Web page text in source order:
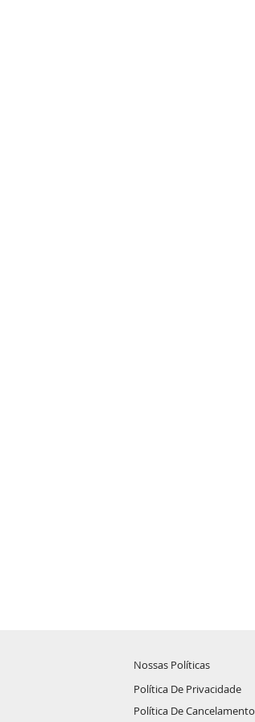
Nossas Políticas
Política De Privacidade
Política De Cancelamento